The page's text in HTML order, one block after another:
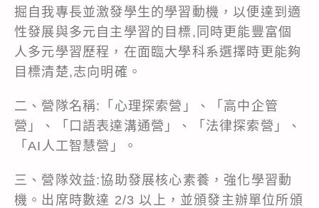
掘自我專長並激發學生的學習動機，以便達到適
性發展與多元自主學習的目標,同時更能豐富個
人多元學習歷程，在面臨大學科系選擇時更能夠
目標清楚,志向明確。
二、營隊名稱:「心理探索營」、「高中企管
營」、「口語表達溝通營」、「法律探索營」、
「AI人工智慧營」。
三、營隊效益:協助發展核心素養，強化學習動
機。出席時數達 2/3 以上，並頒發主辦單位所頒